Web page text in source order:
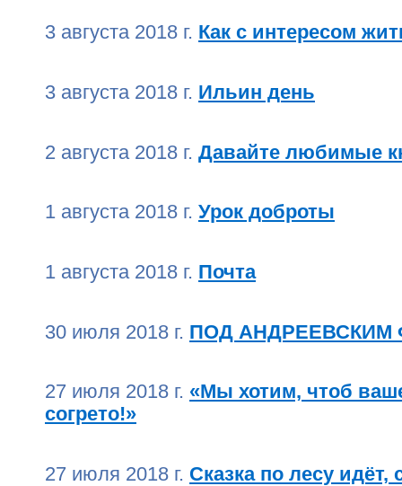
3 августа 2018 г. Как с интересом
3 августа 2018 г. Ильин день
2 августа 2018 г. Давайте любимые
1 августа 2018 г. Урок доброты
1 августа 2018 г. Почта
30 июля 2018 г. ПОД АНДРЕЕВСКИМ
27 июля 2018 г. «Мы хотим, чтоб
согрето!»
27 июля 2018 г. Сказка по лесу идёт,